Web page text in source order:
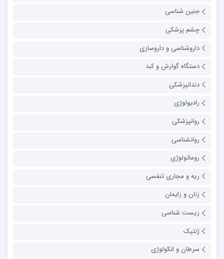
جنین شناسی
چشم پزشکی
داروشناسی و داروسازی
دستگاه گوارش و کبد
دندانپزشکی
رادیولوژی
روانپزشکی
روانشناسی
روماتولوژی
ریه و مجاری تنفسی
زنان و زایمان
زیست شناسی
ژنتیک
سرطان و انکولوژی